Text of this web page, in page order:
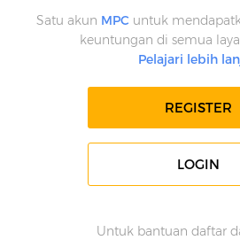
Satu akun MPC untuk
keuntungan di semua
Pelajari lebih
REGISTER
LOGIN
Untuk bantuan daftar